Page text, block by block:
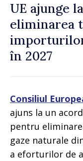
UE ajunge
eliminarea
în 2027
Consiliul
ajuns la un
pentru
gaze naturale
a eforturilor de